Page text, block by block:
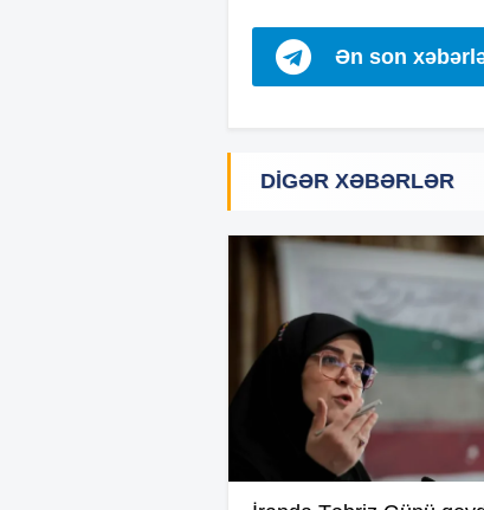
Ən son
DIGƏR XƏBƏRLƏR